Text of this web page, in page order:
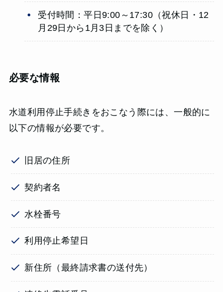
受付時間：平日9:00～17:30（祝休日・12
月29日から1月3日までを除く）
必要な情報
水道利用停止手続きをおこなう際には、一般的に
以下の情報が必要です。
旧居の住所
契約者名
水栓番号
利用停止希望日
新住所（最終請求書の送付先）